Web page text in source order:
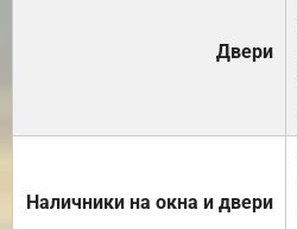
Двери
Наличники на окна и двери